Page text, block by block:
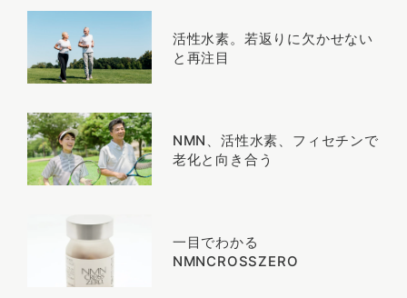
活性水素。若返りに欠かせない
と再注目
NMN、活性水素、フィセチンで
老化と向き合う
一目でわかる
NMNCROSSZERO